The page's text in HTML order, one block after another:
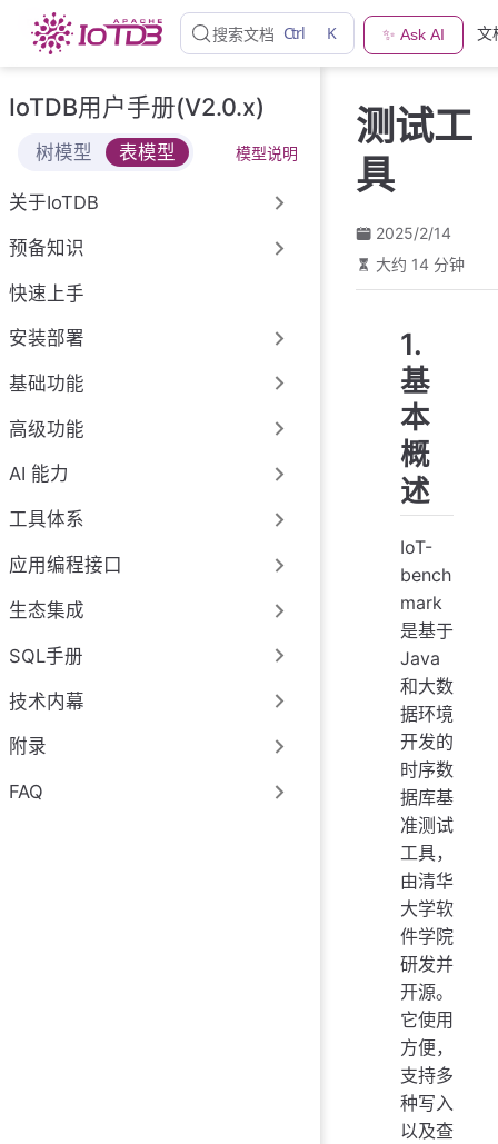
跳
至
主
要
內
容
搜索文档 Ctrl K ✨ Ask AI 文
IoTDB用户手册(V2.0.x)
树模型 表模型 模型说明
关于IoTDB
预备知识
快速上手
安装部署
基础功能
高级功能
AI 能力
工具体系
应用编程接口
生态集成
SQL手册
技术内幕
附录
FAQ
测试工
具
2025/2/14
大约 14 分钟
1.
基
本
概
述
IoT-
bench
mark
是基于
Java
和大数
据环境
开发的
时序数
据库基
准测试
工具，
由清华
大学软
件学院
研发并
开源。
它使用
方便，
支持多
种写入
以及查